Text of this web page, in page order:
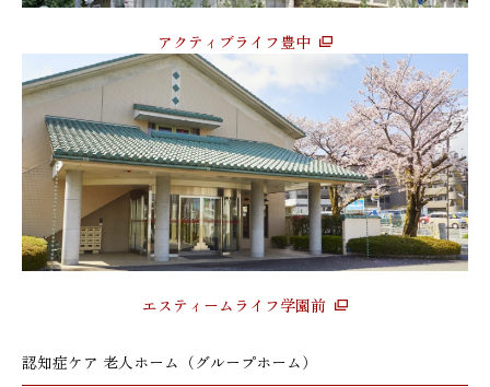
アクティブライフ豊中
エスティームライフ学園前
認知症ケア 老人ホーム（グループホーム）